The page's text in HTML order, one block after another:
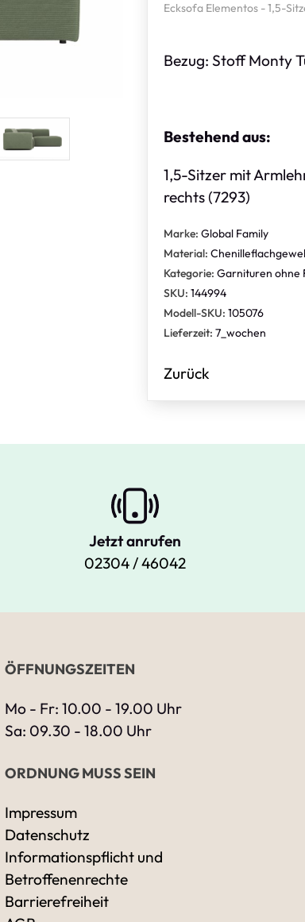
Ecksofa Elementos - 1,5-
Bezug: Stoff Monty
Bestehend aus:
1,5-Sitzer mit
rechts (7293)
Marke: Global Family
Material:
Kategorie: Garnituren ohne
SKU: 144994
Modell-SKU: 105076
Lieferzeit: 7_wochen
Zurück
Jetzt anrufen
02304 / 46042
ÖFFNUNGSZEITEN
Mo - Fr: 10.00 - 19.00 Uhr
Sa: 09.30 - 18.00 Uhr
ORDNUNG MUSS SEIN
Impressum
Datenschutz
Informationspflicht und
Betroffenenrechte
Barrierefreiheit